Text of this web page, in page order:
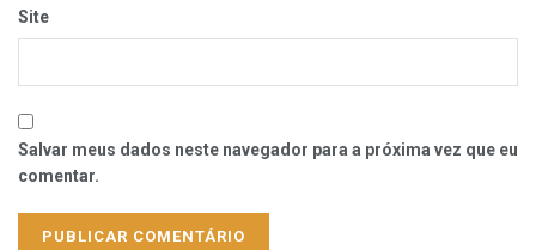
Site
Salvar meus dados neste navegador para a próxima vez que eu
comentar.